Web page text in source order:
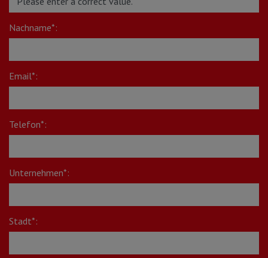
Nachname*:
Email*:
Telefon*:
Unternehmen*:
Stadt*: